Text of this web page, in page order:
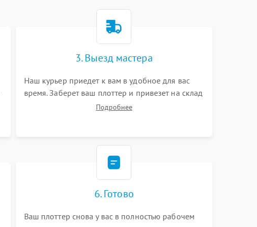
3. Выезд мастера
Наш курьер приедет к вам в удобное для вас
время. Заберет ваш плоттер и привезет на склад
Подробнее
6. Готово
Ваш плоттер снова у вас в полностью рабочем